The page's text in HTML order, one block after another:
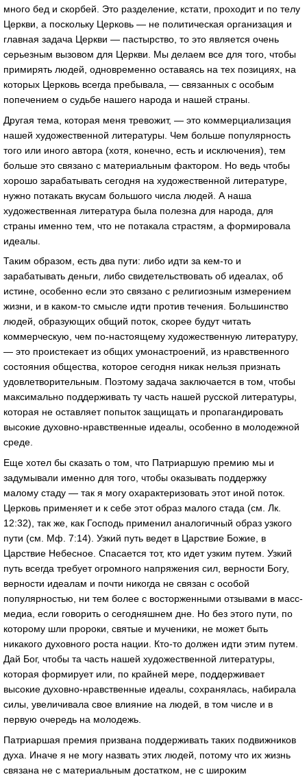
много бед и скорбей. Это разделение, кстати, проходит и по телу
Церкви, а поскольку Церковь — не политическая организация и
главная задача Церкви — пастырство, то это является очень
серьезным вызовом для Церкви. Мы делаем все для того, чтобы
примирять людей, одновременно оставаясь на тех позициях, на
которых Церковь всегда пребывала, — связанных с особым
попечением о судьбе нашего народа и нашей страны.
Другая тема, которая меня тревожит, — это коммерциализация
нашей художественной литературы. Чем больше популярность
того или иного автора (хотя, конечно, есть и исключения), тем
больше это связано с материальным фактором. Но ведь чтобы
хорошо зарабатывать сегодня на художественной литературе,
нужно потакать вкусам большого числа людей. А наша
художественная литература была полезна для народа, для
страны именно тем, что не потакала страстям, а формировала
идеалы.
Таким образом, есть два пути: либо идти за кем-то и
зарабатывать деньги, либо свидетельствовать об идеалах, об
истине, особенно если это связано с религиозным измерением
жизни, и в каком-то смысле идти против течения. Большинство
людей, образующих общий поток, скорее будут читать
коммерческую, чем по-настоящему художественную литературу,
— это проистекает из общих умонастроений, из нравственного
состояния общества, которое сегодня никак нельзя признать
удовлетворительным. Поэтому задача заключается в том, чтобы
максимально поддерживать ту часть нашей русской литературы,
которая не оставляет попыток защищать и пропагандировать
высокие духовно-нравственные идеалы, особенно в молодежной
среде.
Еще хотел бы сказать о том, что Патриаршую премию мы и
задумывали именно для того, чтобы оказывать поддержку
малому стаду — так я могу охарактеризовать этот иной поток.
Церковь применяет и к себе этот образ малого стада (см. Лк.
12:32), так же, как Господь применил аналогичный образ узкого
пути (см. Мф. 7:14). Узкий путь ведет в Царствие Божие, в
Царствие Небесное. Спасается тот, кто идет узким путем. Узкий
путь всегда требует огромного напряжения сил, верности Богу,
верности идеалам и почти никогда не связан с особой
популярностью, ни тем более с восторженными отзывами в масс-
медиа, если говорить о сегодняшнем дне. Но без этого пути, по
которому шли пророки, святые и мученики, не может быть
никакого духовного роста нации. Кто-то должен идти этим путем.
Дай Бог, чтобы та часть нашей художественной литературы,
которая формирует или, по крайней мере, поддерживает
высокие духовно-нравственные идеалы, сохранялась, набирала
силы, увеличивала свое влияние на людей, в том числе и в
первую очередь на молодежь.
Патриаршая премия призвана поддерживать таких подвижников
духа. Иначе я не могу назвать этих людей, потому что их жизнь
связана не с материальным достатком, не с широким